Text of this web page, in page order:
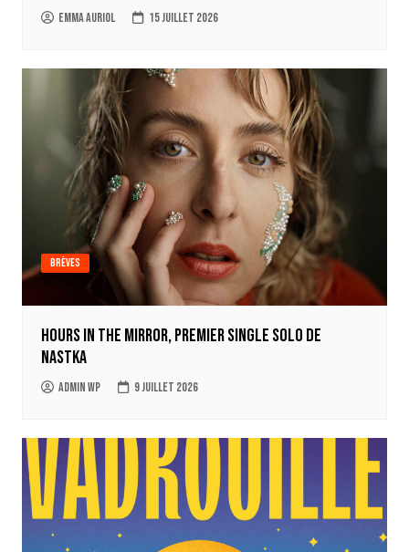
Emma Auriol 15 juillet 2026
Brèves
Hours in the mirror, premier single solo de
Nastka
Admin WP 9 juillet 2026